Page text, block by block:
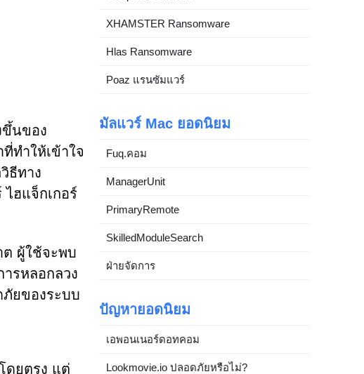
ขึ้นของ
ทำให้เข้าใจ
ธีทาง
ฮแจ็กเกอร์
ต ผู้ใช้จะพบ
รหลอกลวง
ยของระบบ
ดยตรง แต่
XHAMSTER Ransomware
Hlas Ransomware
Poaz แรนซัมแวร์
มัลแวร์ Mac ยอดนิยม
Fuq.คอม
ManagerUnit
PrimaryRemote
SkilledModuleSearch
ฝ่ายจัดการ
ปัญหายอดนิยม
เอพอนเนอร์ดอทคอม
Lookmovie.io ปลอดภัยหรือไม่?